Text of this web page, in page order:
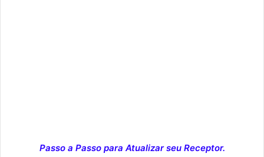
Passo a Passo para Atualizar seu Receptor.